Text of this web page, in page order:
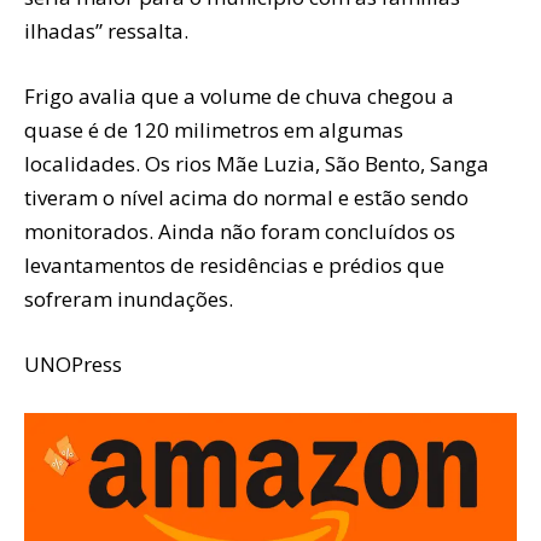
ilhadas” ressalta.
Frigo avalia que a volume de chuva chegou a
quase é de 120 milimetros em algumas
localidades. Os rios Mãe Luzia, São Bento, Sanga
tiveram o nível acima do normal e estão sendo
monitorados. Ainda não foram concluídos os
levantamentos de residências e prédios que
sofreram inundações.
UNOPress